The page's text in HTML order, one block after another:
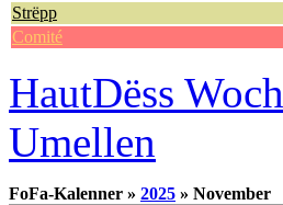
Strëpp
Comité
HautDëss Woch
Umellen
FoFa-Kalenner » 2025 » November